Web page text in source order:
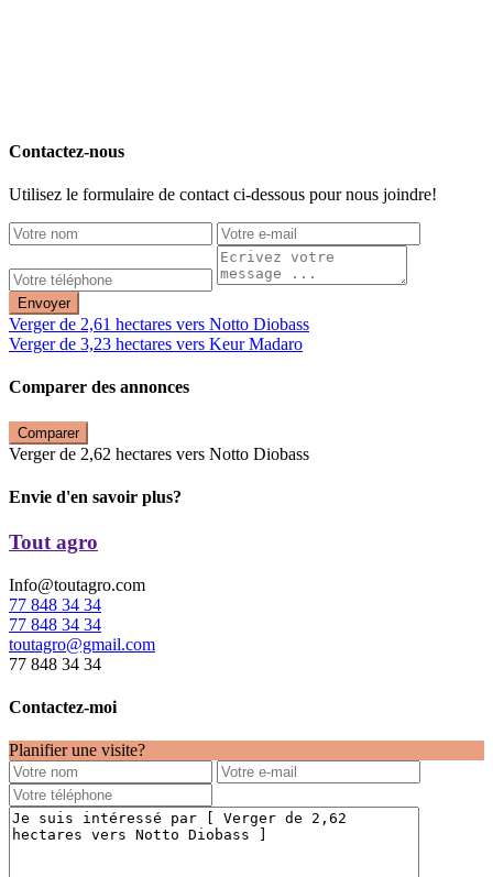
Contactez-nous
Utilisez le formulaire de contact ci-dessous pour nous joindre!
Envoyer
Verger de 2,61 hectares vers Notto Diobass
Verger de 3,23 hectares vers Keur Madaro
Comparer des annonces
Comparer
Verger de 2,62 hectares vers Notto Diobass
Envie d'en savoir plus?
Tout agro
Info@toutagro.com
77 848 34 34
77 848 34 34
toutagro@gmail.com
77 848 34 34
Contactez-moi
Planifier une visite?